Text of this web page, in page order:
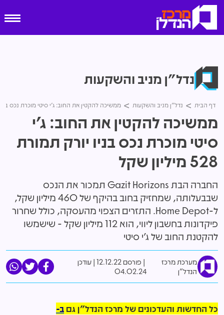
נדל"ן מניב והשקעות
דף הבית נדל"ן מניב והשקעות ממשיכה להקטין את החוב: ג'י סיטי מוכרת נכס בניו יורק
ממשיכה להקטין את החוב: ג'י
סיטי מוכרת נכס בניו יורק תמורת
528 מיליון שקל
החברה הבת Gazit Horizons תמכור את הנכס
שבבעלותה, שמחזיק בחוב בהיקף של 460 מיליון שקל,
ל-Home Depot. התזרים הצפוי מהעסקה, כולל שחרור
פיקדונות בחשבון ליווי, הוא 112 מיליון שקל - שישמשו
להקטנת החוב של ג'י סיטי
מערכת מרכז
הנדל"ן
פורסם 12.12.22 | עודכן
04.02.24
כל החדשות והעדכונים של מרכז הנדל"ן גם ב-